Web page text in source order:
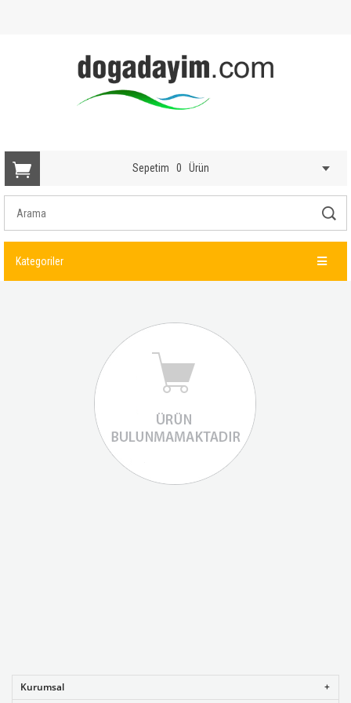
Sepetim 0 Ürün
Kategoriler
Kurumsal